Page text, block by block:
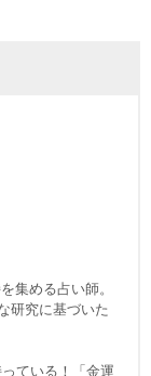
集める占い師。
研究に基づいた
ている！「金運